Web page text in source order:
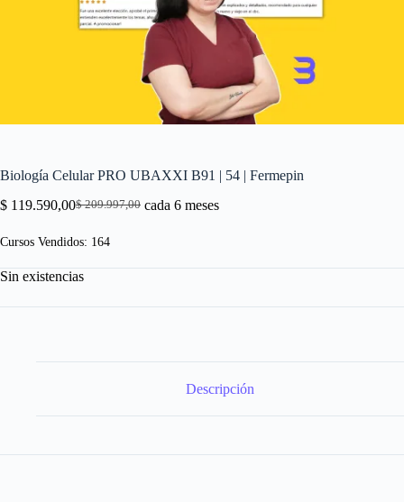
Biología Celular PRO UBAXXI B91 | 54 | Fermepin
$209.997,00
El
original
$ 209.997,00.
$ 119.590,00El
actual
$ 119.590,00.
cada 6 meses
Cursos Vendidos: 164
Sin existencias
Descripción